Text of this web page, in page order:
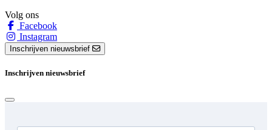
Volg ons
Facebook
Instagram
Inschrijven nieuwsbrief
Inschrijven nieuwsbrief